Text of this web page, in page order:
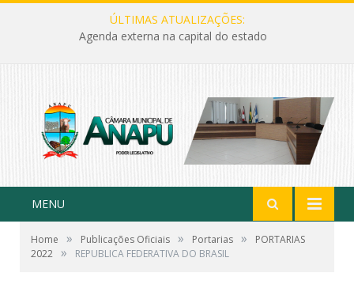
ÚLTIMAS ATUALIZAÇÕES:
Agenda externa na capital do estado
MENU
Home » Publicações Oficiais » Portarias »
PORTARIAS
2022 » REPUBLICA FEDERATIVA DO BRASIL